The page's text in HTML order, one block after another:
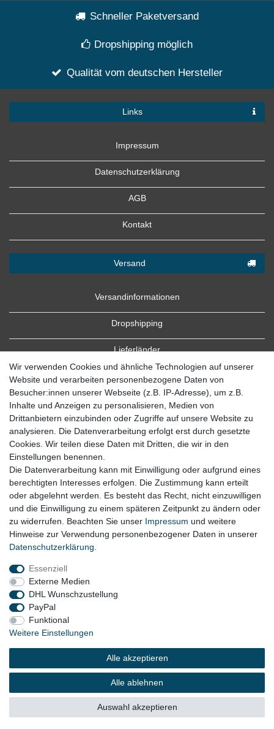
Schneller Paketversand
Dropshipping möglich
Qualität vom deutschen Hersteller
Links
Impressum
Datenschutzerklärung
AGB
Kontakt
Versand
Versandinformationen
Dropshipping
Lieferländer
Zahlung
Zahlungsbedingungen
eine eingetragene Marke von
ZZW Zauntechnik GmbH & Co. KG
© Copyright 2026 | Alle Rechte vorbehalten.
Wir verwenden Cookies und ähnliche Technologien auf unserer
Website und verarbeiten personenbezogene Daten von
Besucher:innen unserer Webseite (z.B. IP-Adresse), um z.B.
Inhalte und Anzeigen zu personalisieren, Medien von
Drittanbietern einzubinden oder Zugriffe auf unsere Website zu
analysieren. Die Datenverarbeitung erfolgt erst durch gesetzte
Cookies. Wir teilen diese Daten mit Dritten, die wir in den
Einstellungen benennen.
Die Datenverarbeitung kann mit Einwilligung oder aufgrund eines
berechtigten Interesses erfolgen. Die Zustimmung kann erteilt
oder abgelehnt werden. Es besteht das Recht, nicht einzuwilligen
und die Einwilligung zu einem späteren Zeitpunkt zu ändern oder
zu widerrufen. Beachten Sie unser Impressum und weitere
Hinweise zur Verwendung personenbezogener Daten in unserer
Daten­schutz­erklärung
Essenziell
Externe Medien
DHL Wunschzustellung
PayPal
Funktional
Weitere Einstellungen
Alle akzeptieren
Alle ablehnen
Auswahl akzeptieren